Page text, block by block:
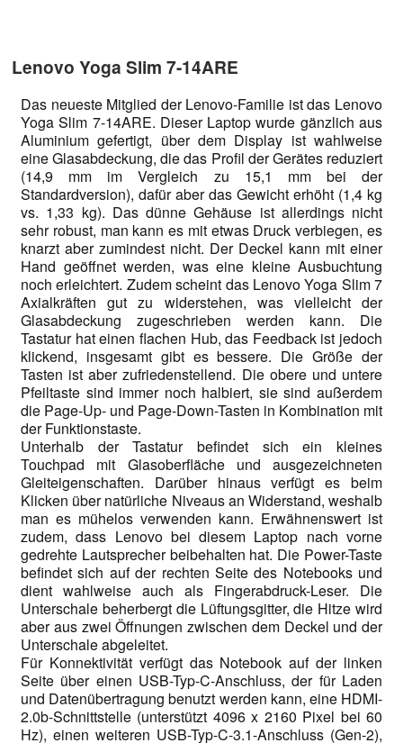
Lenovo Yoga Slim 7-14ARE
Das neueste Mitglied der Lenovo-Familie ist das Lenovo
Yoga Slim 7-14ARE. Dieser Laptop wurde gänzlich aus
Aluminium gefertigt, über dem Display ist wahlweise
eine Glasabdeckung, die das Profil der Gerätes reduziert
(14,9 mm im Vergleich zu 15,1 mm bei der
Standardversion), dafür aber das Gewicht erhöht (1,4 kg
vs. 1,33 kg). Das dünne Gehäuse ist allerdings nicht
sehr robust, man kann es mit etwas Druck verbiegen, es
knarzt aber zumindest nicht. Der Deckel kann mit einer
Hand geöffnet werden, was eine kleine Ausbuchtung
noch erleichtert. Zudem scheint das Lenovo Yoga Slim 7
Axialkräften gut zu widerstehen, was vielleicht der
Glasabdeckung zugeschrieben werden kann. Die
Tastatur hat einen flachen Hub, das Feedback ist jedoch
klickend, insgesamt gibt es bessere. Die Größe der
Tasten ist aber zufriedenstellend. Die obere und untere
Pfeiltaste sind immer noch halbiert, sie sind außerdem
die Page-Up- und Page-Down-Tasten in Kombination mit
der Funktionstaste.
Unterhalb der Tastatur befindet sich ein kleines
Touchpad mit Glasoberfläche und ausgezeichneten
Gleiteigenschaften. Darüber hinaus verfügt es beim
Klicken über natürliche Niveaus an Widerstand, weshalb
man es mühelos verwenden kann. Erwähnenswert ist
zudem, dass Lenovo bei diesem Laptop nach vorne
gedrehte Lautsprecher beibehalten hat. Die Power-Taste
befindet sich auf der rechten Seite des Notebooks und
dient wahlweise auch als Fingerabdruck-Leser. Die
Unterschale beherbergt die Lüftungsgitter, die Hitze wird
aber aus zwei Öffnungen zwischen dem Deckel und der
Unterschale abgeleitet.
Für Konnektivität verfügt das Notebook auf der linken
Seite über einen USB-Typ-C-Anschluss, der für Laden
und Datenübertragung benutzt werden kann, eine HDMI-
2.0b-Schnittstelle (unterstützt 4096 x 2160 Pixel bei 60
Hz), einen weiteren USB-Typ-C-3.1-Anschluss (Gen-2),